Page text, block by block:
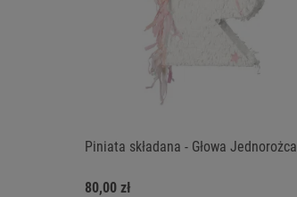
Piniata składana - Głowa Jednorożca
80,00 zł